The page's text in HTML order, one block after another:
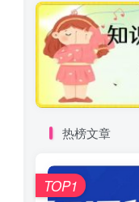
热榜文章
TOP1